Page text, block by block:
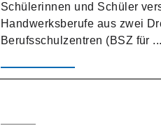
Schülerinnen und Schüler
Handwerksberufe aus zwei
Berufsschulzentren (BSZ für ...